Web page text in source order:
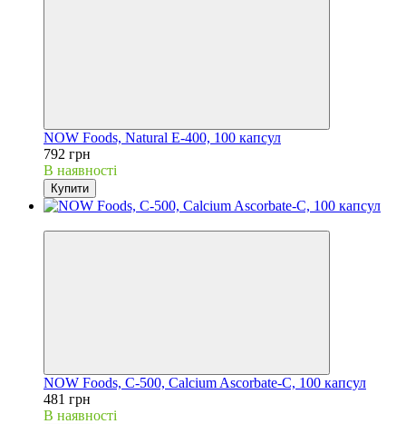
NOW Foods, Natural E-400, 100 капсул
792 грн
В наявності
Купити
NOW Foods, C-500, Calcium Ascorbate-C, 100 капсул
481 грн
В наявності